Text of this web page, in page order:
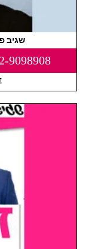
שגיב
9098908